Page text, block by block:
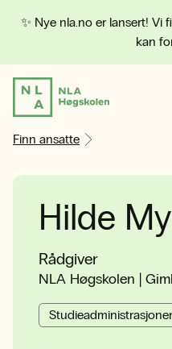
✨ Nye nla.no er lansert! Vi
kan
Finn ansatte
Hilde
Rådgiver
NLA Høgskolen |